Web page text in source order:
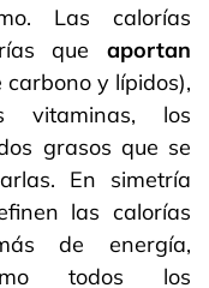
Las calorías
que aportan
y lípidos),
vitaminas, los
grasos que se
En simetría
las calorías
de energía,
todos los